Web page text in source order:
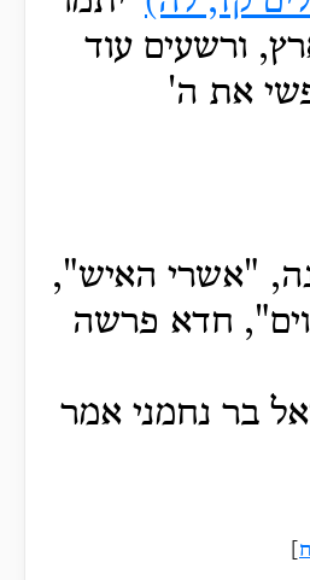
ורשעים עוד
את ה'
"אשרי האיש",
חדא פרשה
בר נחמני אמר